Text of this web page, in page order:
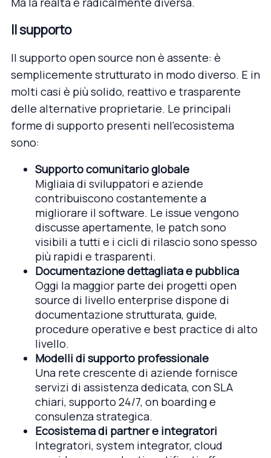
Il supporto
Il supporto open source non è assente: è
semplicemente strutturato in modo diverso. E in
molti casi è più solido, reattivo e trasparente
delle alternative proprietarie. Le principali
forme di supporto presenti nell’ecosistema
sono:
Supporto comunitario globale
Migliaia di sviluppatori e aziende
contribuiscono costantemente a
migliorare il software. Le issue vengono
discusse apertamente, le patch sono
visibili a tutti e i cicli di rilascio sono spesso
più rapidi e trasparenti.
Documentazione dettagliata e pubblica
Oggi la maggior parte dei progetti open
source di livello enterprise dispone di
documentazione strutturata, guide,
procedure operative e best practice di alto
livello.
Modelli di supporto professionale
Una rete crescente di aziende fornisce
servizi di assistenza dedicata, con SLA
chiari, supporto 24/7, on boarding e
consulenza strategica.
Ecosistema di partner e integratori
Integratori, system integrator, cloud